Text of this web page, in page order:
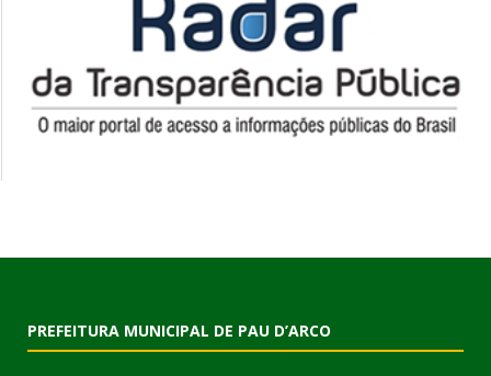
PREFEITURA MUNICIPAL DE PAU D’ARCO